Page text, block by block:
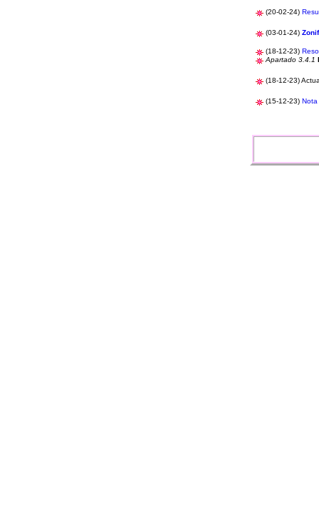
(20-02-24)
(03-01-24)
(18-12-23)
Apartado 3.4.1
(18-12-23)
(15-12-23) Nota